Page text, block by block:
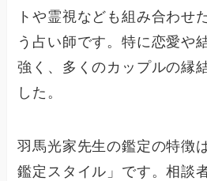
トや霊視なども組み合わせ
う占い師です。特に恋愛や
強く、多くのカップルの縁
した。
羽馬光家先生の鑑定の特徴
鑑定スタイル」です。相談